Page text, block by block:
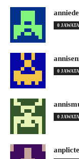
0
0
0